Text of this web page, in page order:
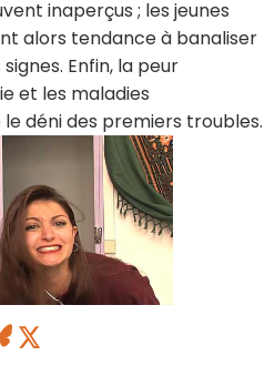
inaperçus ; les jeunes
alors tendance à banaliser
Enfin, la peur
et les maladies
déni des premiers troubles.